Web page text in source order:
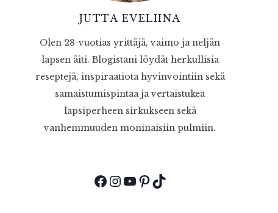
JUTTA EVELIINA
Olen 28-vuotias yrittäjä, vaimo ja neljän
lapsen äiti. Blogistani löydät herkullisia
reseptejä, inspiraatiota hyvinvointiin sekä
samaistumispintaa ja vertaistukea
lapsiperheen sirkukseen sekä
vanhemmuuden moninaisiin pulmiin.
Facebook
Instagram
YouTube
Pinterest
TikTok